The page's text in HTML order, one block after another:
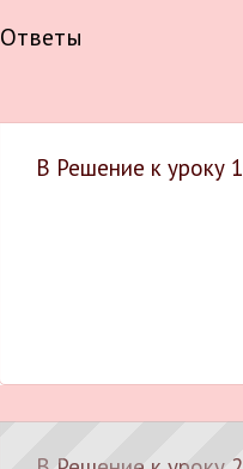
Ответы
B Решение к уроку 1